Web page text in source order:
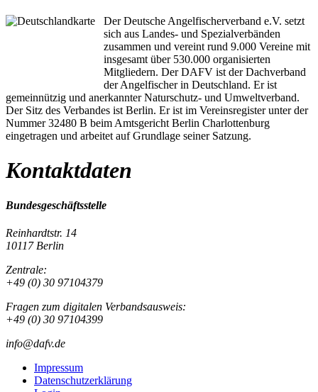
Der Deutsche Angelfischerverband e.V. setzt
sich aus Landes- und Spezialverbänden
zusammen und vereint rund 9.000 Vereine mit
insgesamt über 530.000 organisierten
Mitgliedern. Der DAFV ist der Dachverband
der Angelfischer in Deutschland. Er ist
gemeinnützig und anerkannter Naturschutz- und Umweltverband.
Der Sitz des Verbandes ist Berlin. Er ist im Vereinsregister unter der
Nummer 32480 B beim Amtsgericht Berlin Charlottenburg
eingetragen und arbeitet auf Grundlage seiner Satzung.
Kontaktdaten
Bundesgeschäftsstelle
Reinhardtstr. 14
10117 Berlin
Zentrale:
+49 (0) 30 97104379
Fragen zum digitalen Verbandsausweis:
+49 (0) 30 97104399
info@dafv.de
Impressum
Datenschutzerklärung